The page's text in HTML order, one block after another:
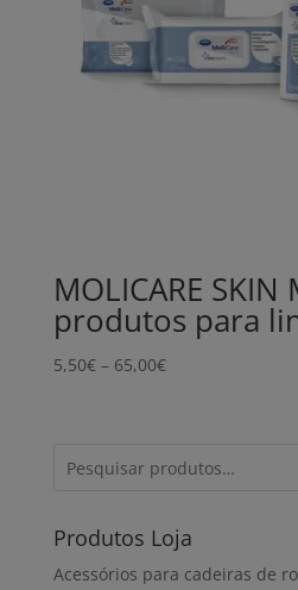
MOLICARE SKIN
produtos para
5,50€ – 65,00€Price
65,00€
Produtos Loja
Acessórios para cadeiras de